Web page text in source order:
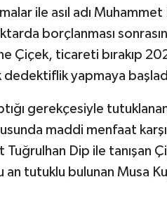
ile asıl adı
borçlanması
Çiçek, ticareti bırakıp
dedektiflik yapmaya
gerekçesiyle
maddi menfaat
Tuğrulhan Dip ile tanışan
an tutuklu bulunan Musa